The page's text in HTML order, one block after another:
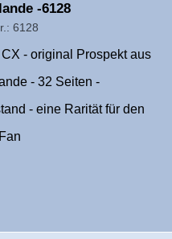
-6128
6128
- original Prospekt aus
- 32 Seiten -
- eine Rarität für den